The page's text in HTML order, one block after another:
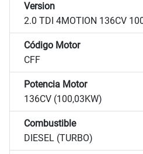
Version
2.0 TDI 4MOTION 136CV
Código Motor
CFF
Potencia Motor
136CV (100,03KW)
Combustible
DIESEL (TURBO)